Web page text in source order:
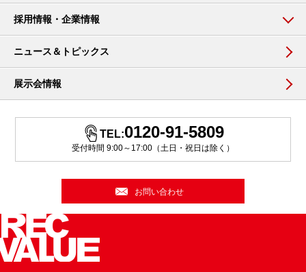
採用情報・企業情報
ニュース＆トピックス
展示会情報
TEL:0120-91-5809
受付時間 9:00～17:00（土日・祝日は除く）
お問い合わせ